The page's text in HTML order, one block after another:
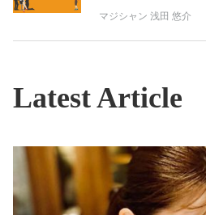
マジシャン 浅田 悠介
Latest Article